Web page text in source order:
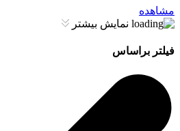
مشاهده
نمایش بیشتر
فیلتر براساس